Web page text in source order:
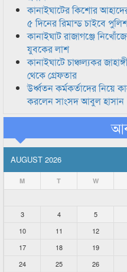
কানাইঘাটের কিশোর
৫ দিনের রিমান্ড চাইবে
কানাইঘাট রাজাগঞ্জে
যুবকের লাশ
কানাইঘাটে চাঞ্চল্যকর
থেকে গ্রেফতার
উর্ধ্বতন কর্মকর্তাদের নিয়ে
করলেন সাংসদ আবুল হাসান
AUGUST 2026
M T W
3
4 5
10
11 12
17
18 19
24
25 26